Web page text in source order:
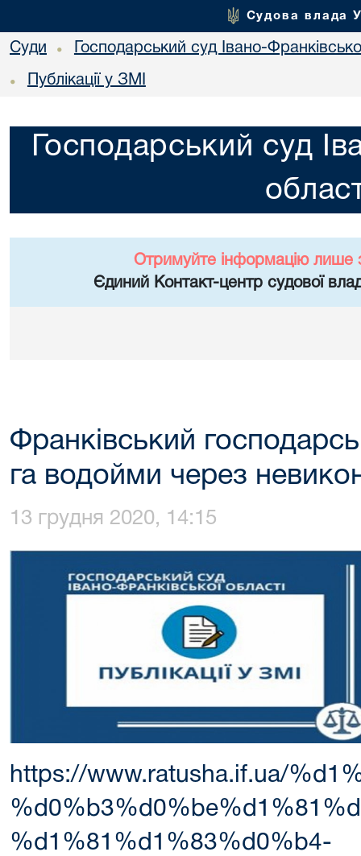
Судова влада
Суди • Господарський суд Івано-
• Публікації у ЗМІ
Господарський суд
Отримуйте інформацію лише
Єдиний Контакт-центр судової
Франківський
га водойми через
13 грудня 2020, 14:15
https://www.ratusha.if.ua/
%d1%81%d1%83%d0%b4-